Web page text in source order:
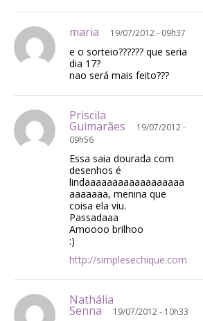
maria 19/07/2012 - 09h37
e o sorteio?????? que seria
dia 17?
nao será mais feito???
Priscila
Guimarães
19/07/2012 -
09h56
Essa saia dourada com
desenhos é
lindaaaaaaaaaaaaaaaaaa
aaaaaaa, menina que
coisa ela viu.
Passadaaa
Amoooo brilhoo
:)
http://simplesechique.com
Nathália
Senna 19/07/2012 - 10h33